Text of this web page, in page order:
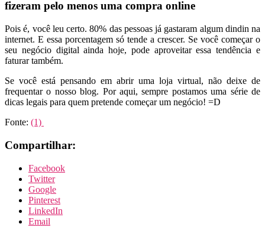
fizeram pelo menos uma compra online
Pois é, você leu certo. 80% das pessoas já gastaram algum dindin na
internet. E essa porcentagem só tende a crescer. Se você começar o
seu negócio digital ainda hoje, pode aproveitar essa tendência e
faturar também.
Se você está pensando em abrir uma loja virtual, não deixe de
frequentar o nosso blog. Por aqui, sempre postamos uma série de
dicas legais para quem pretende começar um negócio! =D
Fonte: (1)
Compartilhar:
Facebook
Twitter
Google
Pinterest
LinkedIn
Email